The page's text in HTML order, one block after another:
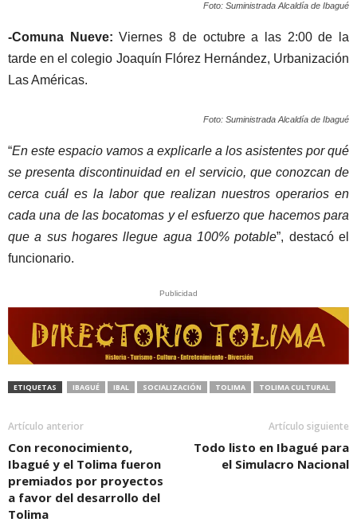
Foto: Suministrada Alcaldía de Ibagué
-Comuna Nueve: Viernes 8 de octubre a las 2:00 de la
tarde en el colegio Joaquín Flórez Hernández, Urbanización
Las Américas.
Foto: Suministrada Alcaldía de Ibagué
“En este espacio vamos a explicarle a los asistentes por qué
se presenta discontinuidad en el servicio, que conozcan de
cerca cuál es la labor que realizan nuestros operarios en
cada una de las bocatomas y el esfuerzo que hacemos para
que a sus hogares llegue agua 100% potable”, destacó el
funcionario.
Publicidad
ETIQUETAS IBAGUÉ IBAL SOCIALIZACIÓN TOLIMA TOLIMA CULTURAL
Artículo anterior
Con reconocimiento,
Ibagué y el Tolima fueron
premiados por proyectos
a favor del desarrollo del
Tolima
Artículo siguiente
Todo listo en Ibagué para
el Simulacro Nacional